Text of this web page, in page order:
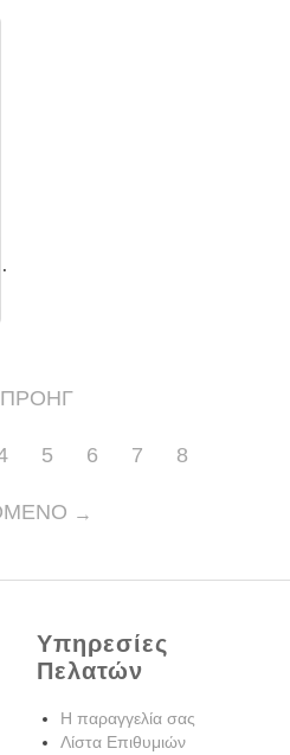
84
ΠΡΟΗΓ
5 6 7 8
Υπηρεσίες
Πελατών
Η παραγγελία σας
Λίστα Επιθυμιών